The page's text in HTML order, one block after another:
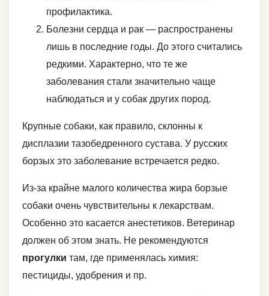
профилактика.
Болезни сердца и рак — распространены
лишь в последние годы. До этого считались
редкими. Характерно, что те же
заболевания стали значительно чаще
наблюдаться и у собак других пород.
Крупные собаки, как правило, склонны к
дисплазии тазобедренного сустава. У русских
борзых это заболевание встречается редко.
Из-за крайне малого количества жира борзые
собаки очень чувствительны к лекарствам.
Особенно это касается анестетиков. Ветеринар
должен об этом знать. Не рекомендуются
прогулки там, где применялась химия:
пестициды, удобрения и пр.